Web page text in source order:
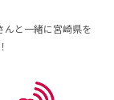
んと一緒に宮崎県を